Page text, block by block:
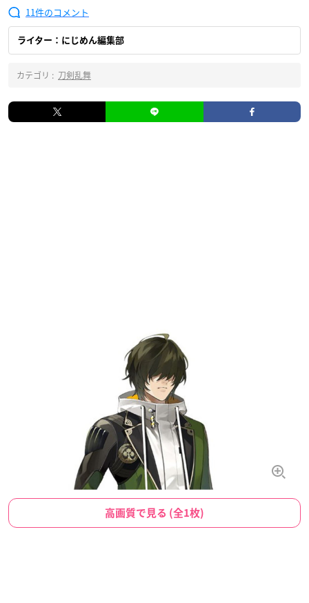
11
ライター：にじめん編集部
カテゴリ : 刀剣乱舞
高画質で見る (全1枚)